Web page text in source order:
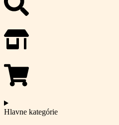
Hlavne kategórie